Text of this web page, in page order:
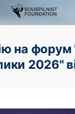
на форум
2026"